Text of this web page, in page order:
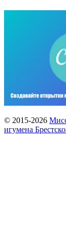
© 2015-2026
игумена